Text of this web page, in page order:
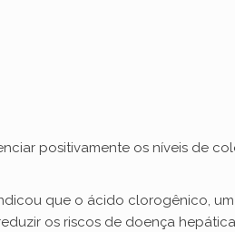
positivamente os níveis de
que o ácido clorogênico,
os riscos de doença